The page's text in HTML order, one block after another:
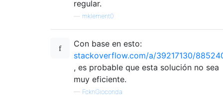
regular.
mklement0
Con base en esto:
stackoverflow.com/a/39217130/
, es probable que esta solución no sea
muy eficiente.
— FcknGioconda